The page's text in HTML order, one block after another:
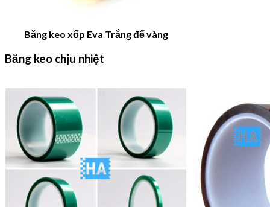
Băng keo xốp Eva Trắng đế vàng
Băng keo chịu nhiệt